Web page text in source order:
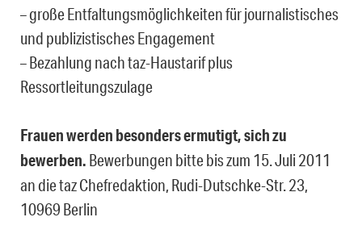
– große Entfaltungsmöglichkeiten für journalistisches
und publizistisches Engagement
– Bezahlung nach taz-Haustarif plus
Ressortleitungszulage
Frauen werden besonders ermutigt, sich zu
bewerben. Bewerbungen bitte bis zum 15. Juli 2011
an die taz Chefredaktion, Rudi-Dutschke-Str. 23,
10969 Berlin